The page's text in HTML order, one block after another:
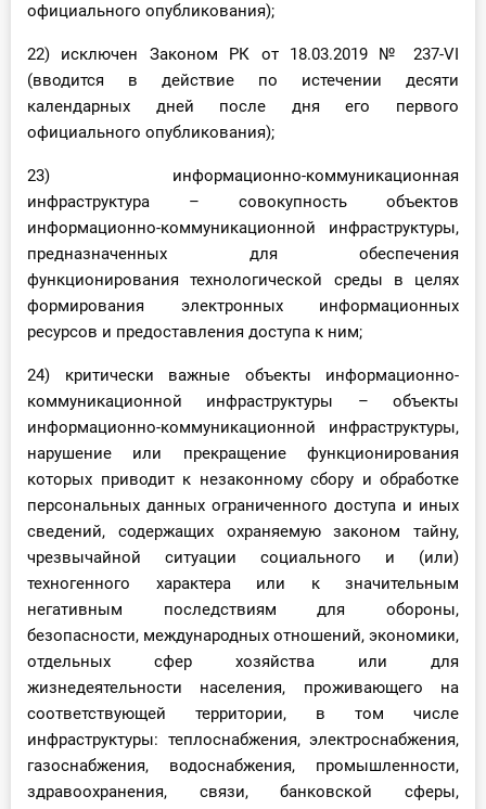
официального опубликования);
22) исключен Законом РК от 18.03.2019 № 237-VІ
(вводится в действие по истечении десяти
календарных дней после дня его первого
официального опубликования);
23) информационно-коммуникационная
инфраструктура – совокупность объектов
информационно-коммуникационной инфраструктуры,
предназначенных для обеспечения
функционирования технологической среды в целях
формирования электронных информационных
ресурсов и предоставления доступа к ним;
24) критически важные объекты информационно-
коммуникационной инфраструктуры – объекты
информационно-коммуникационной инфраструктуры,
нарушение или прекращение функционирования
которых приводит к незаконному сбору и обработке
персональных данных ограниченного доступа и иных
сведений, содержащих охраняемую законом тайну,
чрезвычайной ситуации социального и (или)
техногенного характера или к значительным
негативным последствиям для обороны,
безопасности, международных отношений, экономики,
отдельных сфер хозяйства или для
жизнедеятельности населения, проживающего на
соответствующей территории, в том числе
инфраструктуры: теплоснабжения, электроснабжения,
газоснабжения, водоснабжения, промышленности,
здравоохранения, связи, банковской сферы,